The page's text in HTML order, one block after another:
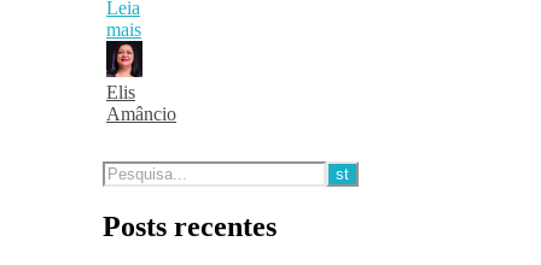
Leia
mais
Elis
Amâncio
Posts recentes